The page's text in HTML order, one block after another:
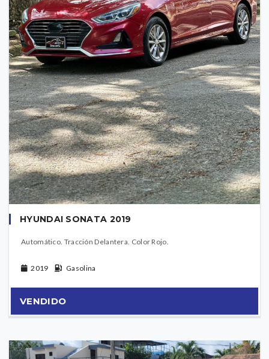
HYUNDAI SONATA 2019
Automático. Tracción Delantera. Color Rojo.
2019 Gasolina
VENDIDO